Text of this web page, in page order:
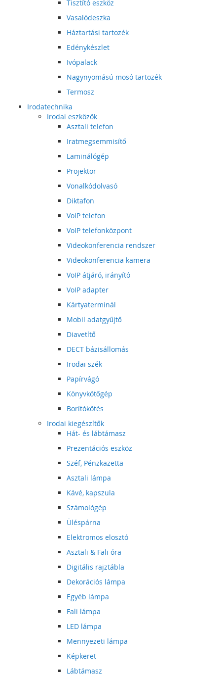
Tisztító eszköz
Vasalódeszka
Háztartási tartozék
Edénykészlet
Ivópalack
Nagynyomású mosó tartozék
Termosz
Irodatechnika
Irodai eszközök
Asztali telefon
Iratmegsemmisítő
Laminálógép
Projektor
Vonalkódolvasó
Diktafon
VoIP telefon
VoIP telefonközpont
Videokonferencia rendszer
Videokonferencia kamera
VoIP átjáró, irányító
VoIP adapter
Kártyaterminál
Mobil adatgyűjtő
Diavetítő
DECT bázisállomás
Irodai szék
Papírvágó
Könyvkötőgép
Borítókötés
Irodai kiegészítők
Hát- és lábtámasz
Prezentációs eszköz
Széf, Pénzkazetta
Asztali lámpa
Kávé, kapszula
Számológép
Üléspárna
Elektromos elosztó
Asztali & Fali óra
Digitális rajztábla
Dekorációs lámpa
Egyéb lámpa
Fali lámpa
LED lámpa
Mennyezeti lámpa
Képkeret
Lábtámasz